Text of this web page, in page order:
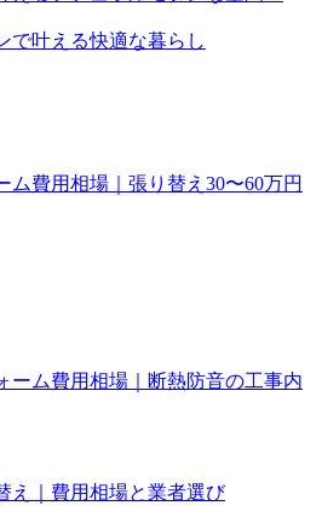
で叶える快適な暮らし
ム費用相場｜張り替え30〜60万円
ーム費用相場｜断熱防音の工事内
え｜費用相場と業者選び